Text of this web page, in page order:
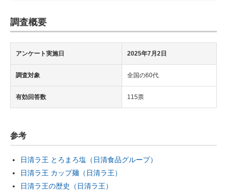
調査概要
アンケート実施日 2025年7月2日
調査対象 全国の60代
有効回答数 115票
参考
日清ラ王 とろまろ塩（日清食品グループ）
日清ラ王 カップ麺（日清ラ王）
日清ラ王の歴史（日清ラ王）